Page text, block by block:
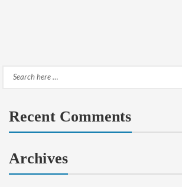
Search
Recent Comments
Archives